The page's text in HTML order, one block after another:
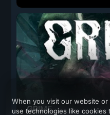
GRIME
When you visit our website
use technologies like cookies